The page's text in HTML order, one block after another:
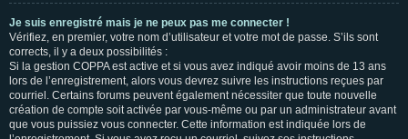
Je suis enregistré mais je ne peux pas me connecter !
Vérifiez, en premier, votre nom d’utilisateur et votre mot de passe. S’ils sont
corrects, il y a deux possibilités :
Si la gestion COPPA est active et si vous avez indiqué avoir moins de 13 ans
lors de l’enregistrement, alors vous devrez suivre les instructions reçues par
courriel. Certains forums peuvent également nécessiter que toute nouvelle
création de compte soit activée par vous-même ou par un administrateur avant
que vous puissiez vous connecter. Cette information est indiquée lors de